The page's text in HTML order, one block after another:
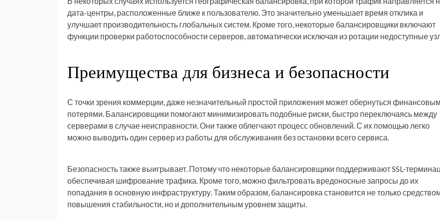
дата-центры, расположенные ближе к пользователю. Это значительно уменьшает время отклика и
улучшает производительность глобальных систем. Кроме того, некоторые балансировщики включают
функции проверки работоспособности серверов, автоматически исключая из ротации недоступные
Преимущества для бизнеса и безопасности
С точки зрения коммерции, даже незначительный простой приложения может обернуться
потерями. Балансировщики помогают минимизировать подобные риски, быстро переключаясь между
серверами в случае неисправности. Они также облегчают процесс обновлений. С их помощью легко
можно выводить один сервер из работы для обслуживания без остановки всего сервиса.
Безопасность также выигрывает. Потому что некоторые балансировщики поддерживают SSL-
обеспечивая шифрование трафика. Кроме того, можно фильтровать вредоносные запросы до их
попадания в основную инфраструктуру. Таким образом, балансировка становится не только
повышения стабильности, но и дополнительным уровнем защиты.